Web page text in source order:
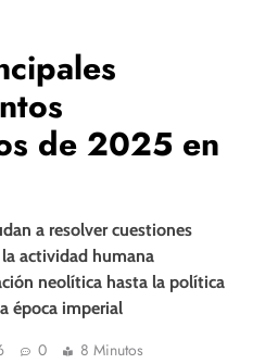
de 2025 en
a resolver cuestiones
actividad humana
neolítica hasta la política
época imperial
0 8 Minutos